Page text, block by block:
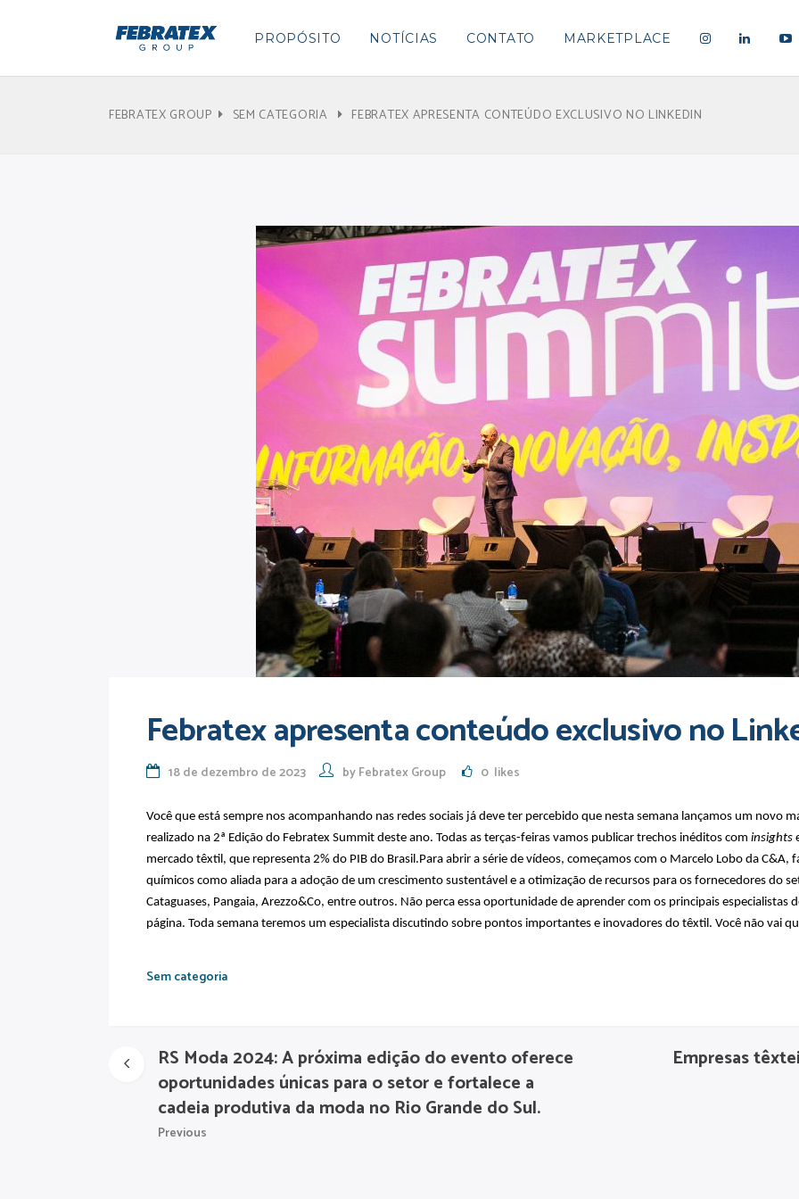
PROPÓSITO NOTÍCIAS CONTATO MARKETPLACE
FEBRATEX GROUP SEM CATEGORIA FEBRATEX APRESENTA CONTEÚDO EXCLUSIVO NO LINKEDIN
Febratex apresenta conteúdo exclusivo no
18 de dezembro de 2023 byFebratex Group 0 likes
Você que está sempre nos acompanhando nas redes sociais já deve ter percebido que nesta semana lançamos um novo
realizado na 2ª Edição do Febratex Summit deste ano. Todas as terças-feiras vamos publicar trechos inéditos com insights
mercado têxtil, que representa 2% do PIB do Brasil.Para abrir a série de vídeos, começamos com o Marcelo Lobo da
químicos como aliada para a adoção de um crescimento sustentável e a otimização de recursos para os fornecedores do
Cataguases, Pangaia, Arezzo&Co, entre outros. Não perca essa oportunidade de aprender com os principais especialistas
página. Toda semana teremos um especialista discutindo sobre pontos importantes e inovadores do têxtil. Você não vai
Sem categoria
RS Moda 2024: A próxima edição do evento oferece
oportunidades únicas para o setor e fortalece a
cadeia produtiva da moda no Rio Grande do Sul.
Previous
Empresas